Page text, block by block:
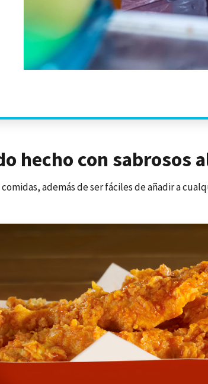
hecho con sabrosos
además de ser fáciles de añadir a